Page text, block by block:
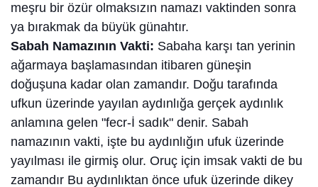
meşru bir özür olmaksızın namazı vaktinden sonra
ya bırakmak da büyük günahtır.
Sabah Namazının Vakti: Sabaha karşı tan yerinin
ağarmaya başlamasından itibaren güneşin
doğuşuna kadar olan zamandır. Doğu tarafında
ufkun üzerinde yayılan aydınlığa gerçek aydınlık
anlamına gelen "fecr-İ sadık" denir. Sabah
namazının vakti, işte bu aydınlığın ufuk üzerinde
yayılması ile girmiş olur. Oruç için imsak vakti de bu
zamandır Bu aydınlıktan önce ufuk üzerinde dikey